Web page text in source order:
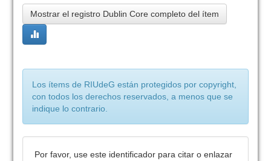
Mostrar el registro Dublin Core completo del ítem
Los ítems de RIUdeG están protegidos por copyright,
con todos los derechos reservados, a menos que se
indique lo contrario.
Por favor, use este identificador para citar o enlazar